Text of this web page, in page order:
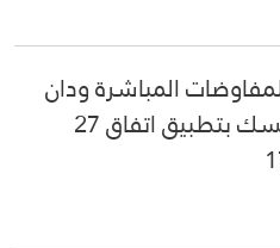
المباشرة ودان
الاعتداء على الجيش: للتمسك بتطبيق اتفاق 27